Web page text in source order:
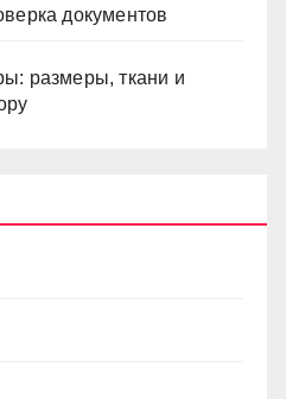
документов
размеры, ткани и